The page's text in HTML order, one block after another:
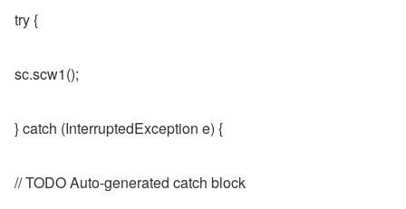
try {
sc.scw1();
} catch (InterruptedException e) {
// TODO Auto-generated catch block